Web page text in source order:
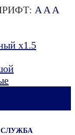
A A A
х1.5
СЛУЖБА